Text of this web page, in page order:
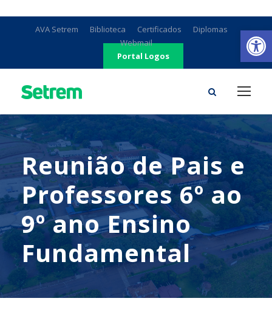
AVA Setrem Biblioteca Certificados
Diplomas
Webmail
Portal Logos
Reunião de Pais e
Professores 6º ao
9º ano Ensino
Fundamental